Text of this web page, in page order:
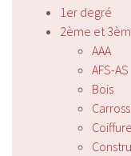
1er degré
2ème et
AAA
AFS-AS
Bois
Coiffure